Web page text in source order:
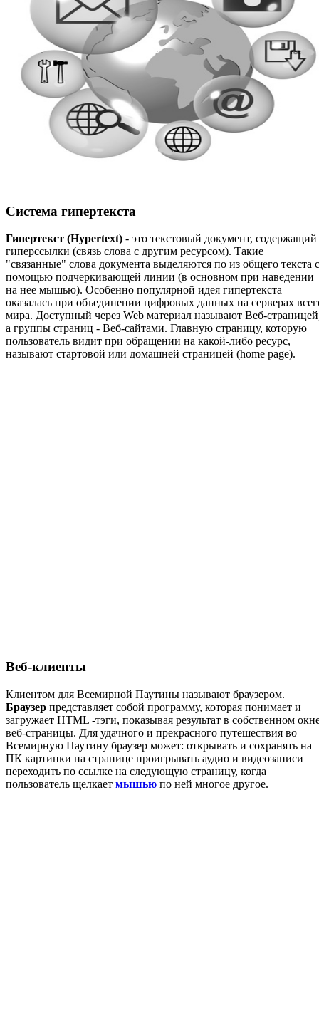
Система гипертекста
Гипертекст (Hypertext) - это текстовый документ, содержащий
гиперссылки (связь слова с другим ресурсом). Такие
"связанные" слова документа выделяются по из общего текста с
помощью подчеркивающей линии (в основном при наведении
на нее мышью). Особенно популярной идея гипертекста
оказалась при объединении цифровых данных на серверах
мира. Доступный через Web материал называют Веб-
а группы страниц - Веб-сайтами. Главную страницу, которую
пользователь видит при обращении на какой-либо ресурс,
называют стартовой или домашней страницей (home page).
Веб-клиенты
Клиентом для Всемирной Паутины называют браузером.
Браузер представляет собой программу, которая понимает и
загружает HTML -тэги, показывая результат в собственном
веб-страницы. Для удачного и прекрасного путешествия во
Всемирную Паутину браузер может: открывать и сохранять на
ПК картинки на странице проигрывать аудио и видеозаписи
переходить по ссылке на следующую страницу, когда
пользователь щелкает мышью по ней многое другое.